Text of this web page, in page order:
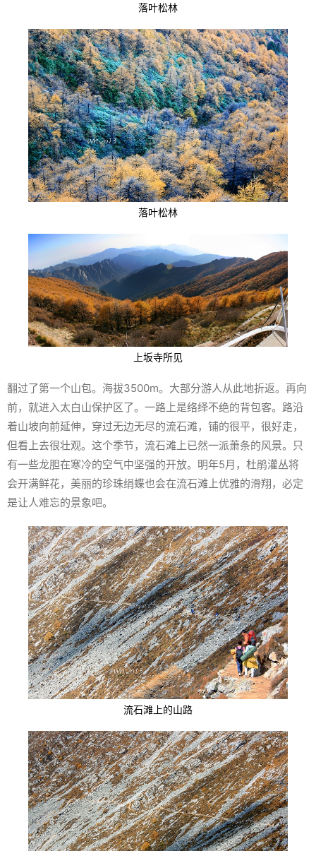
落叶松林
落叶松林
上坂寺所见
翻过了第一个山包。海拔3500m。大部分游人从此地折返。再向
前，就进入太白山保护区了。一路上是络绎不绝的背包客。路沿
着山坡向前延伸，穿过无边无尽的流石滩，铺的很平，很好走，
但看上去很壮观。这个季节，流石滩上已然一派萧条的风景。只
有一些龙胆在寒冷的空气中坚强的开放。明年5月，杜鹃灌丛将
会开满鲜花，美丽的珍珠绢蝶也会在流石滩上优雅的滑翔，必定
是让人难忘的景象吧。
流石滩上的山路